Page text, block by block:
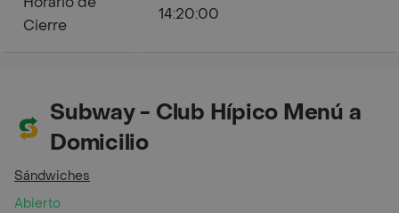
Cierre
14:20:00
Subway - Club Hípico Menú a
Domicilio
Sándwiches
Abierto